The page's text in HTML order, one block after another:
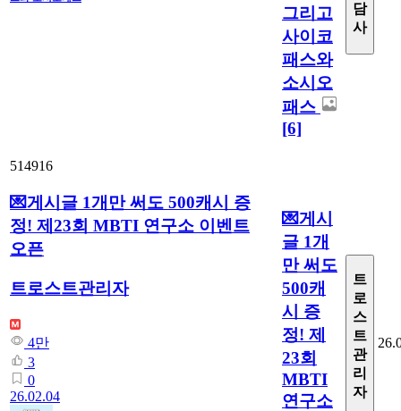
그리고
사이코
패스와
소시오
패스
[6]
담
사
514916
💌게시글 1개만 써도 500캐시 증
정! 제23회 MBTI 연구소 이벤트
오픈
트로스트관리자
4만
3
0
26.02.04
💌게시
글 1개
만 써도
500캐
시 증
정! 제
23회
MBTI
연구소
트
로
스
트
관
리
자